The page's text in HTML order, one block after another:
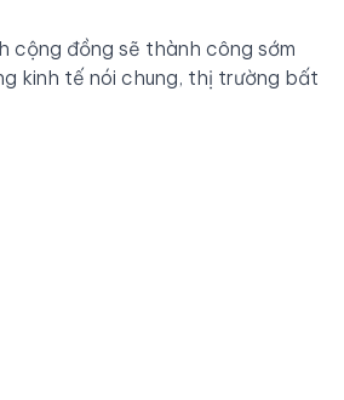
cộng đồng sẽ thành công sớm
kinh tế nói chung, thị trường bất